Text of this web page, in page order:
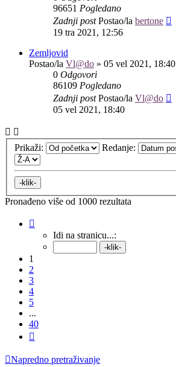
96651 Pogledano
Zadnji postPostao/la bertone
19 tra 2021, 12:56
Zemljovid
Postao/la Vl@do » 05 vel 2021, 18:40
0 Odgovori
86109 Pogledano
Zadnji postPostao/la Vl@do
05 vel 2021, 18:40
Prikaži: Redanje:
Pronađeno više od 1000 rezultata
40 .Idi na stranicu...:
1
2
3
4
5
...
40
Napredno pretraživanje